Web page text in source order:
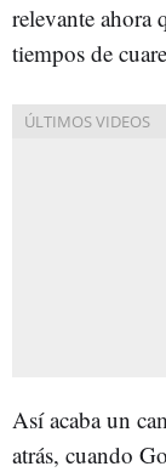
relevante ahora
tiempos de
Así acaba un
atrás, cuando